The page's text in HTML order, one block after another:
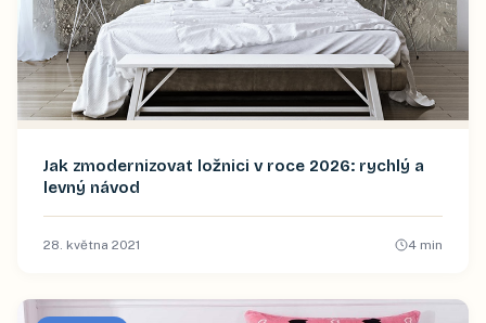
Jak zmodernizovat ložnici v roce 2026: rychlý a
levný návod
28. května 2021 4 min